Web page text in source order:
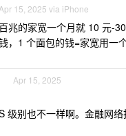
Apr 15, 2025 via iPhone
兆的家宽一个月就 10 元-
，1 个面包的钱=家宽用一
Apr 15, 2025
级别也不一样啊。金融网络